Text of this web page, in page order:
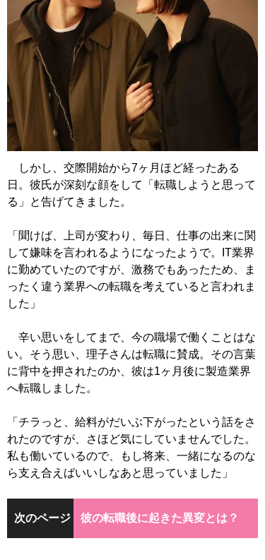
しかし、交際開始から7ヶ月ほど経ったある
日。彼氏が深刻な顔をして「転職しようと思って
る」と告げてきました。
「聞けば、上司が変わり、毎日、仕事の出来に関
して嫌味を言われるようになったようで。IT業界
に勤めていたのですが、激務でもあったため、ま
ったく違う業界への転職を考えていると言われま
した」
辛い思いをしてまで、今の職場で働くことはな
い。そう思い、理子さんは転職に賛成。その言葉
に背中を押されたのか、彼は1ヶ月後に製造業界
へ転職しました。
「チラっと、給料がだいぶ下がったという話をさ
れたのですが、さほど気にしていませんでした。
私も働いているので、もし将来、一緒になるのな
ら支え合えばいいしなあと思っていました」
次のページ 彼の転職後に起きた異変とは？